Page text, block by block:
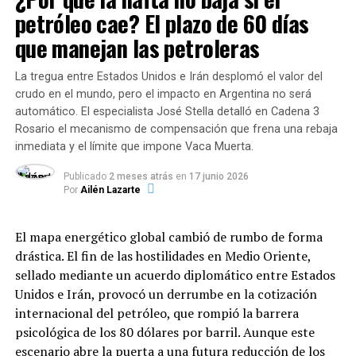
firma, el mercado interno actualmente absorbe
entre un5% y un 10%de la capacidad de
producción de la planta.
Costos de exportación:La empresa adujo que
los costos logísticos y operativos actuales
impiden colocar el remanente en el mercado
internacional de manera competitiva.
Audiencia en Trabajo y la situación
de los operarios
Frente a la inminente parálisis, las partes fueron
convocadas a una audiencia en el Ministerio de Trabajo
de la provincia para evaluar alternativas y contener el
impacto social en la región.
El referente de SOEPU denunció además la estrategia de
caso estadounidense, los elevados déficits fiscales
y los costos de servicio de la deuda impulsaron la
cifra a niveles no vistos desde la posguerra.
Impacto en mercados emergentes:Para los
países en desarrollo, el FMI advierte un
«escenario adverso», ya que los altos niveles de
deuda en las potencias obligan a mantener las
tasas de interés elevadas, encareciendo el crédito
internacional para las economías emergentes y
forzadas.
Advertencia por «riesgos fiscales
invisibles»
La Directora del Departamento de Asuntos Fiscales del
petróleo cae? El plazo de 60 días
que manejan las petroleras
La tregua entre Estados Unidos e Irán desplomó el valor del
crudo en el mundo, pero el impacto en Argentina no será
automático. El especialista José Stella detalló en Cadena 3
Rosario el mecanismo de compensación que frena una rebaja
inmediata y el límite que impone Vaca Muerta.
Publicado 2 meses atrás en 17 junio 2026
Por Ailén Lazarte
El mapa energético global cambió de rumbo de forma
drástica. El fin de las hostilidades en Medio Oriente,
sellado mediante un acuerdo diplomático entre Estados
Unidos e Irán, provocó un derrumbe en la cotización
internacional del petróleo, que rompió la barrera
psicológica de los 80 dólares por barril. Aunque este
escenario abre la puerta a una futura reducción de los